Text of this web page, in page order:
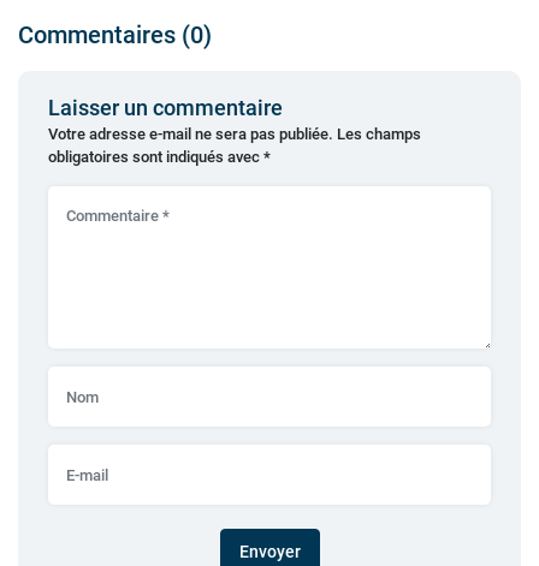
Commentaires (0)
Laisser un commentaire
Votre adresse e-mail ne sera pas publiée. Les champs
obligatoires sont indiqués avec *
Envoyer